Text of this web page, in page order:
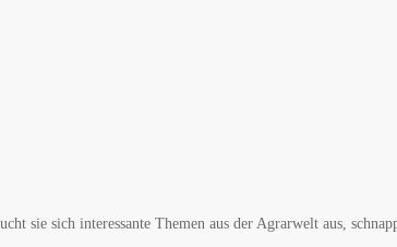
sie sich interessante Themen aus der Agrarwelt aus,